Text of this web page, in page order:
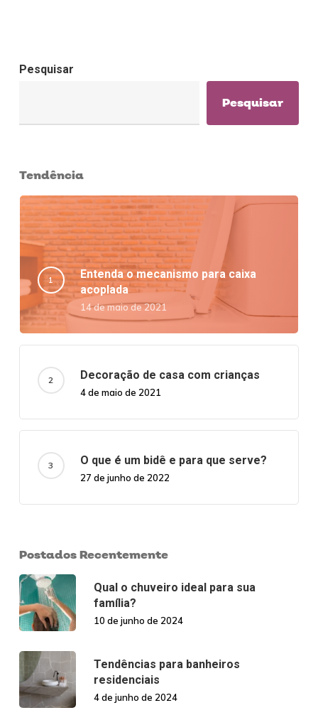
Pesquisar
Pesquisar
Tendência
Entenda o mecanismo para caixa
acoplada
14 de maio de 2021
Decoração de casa com crianças
4 de maio de 2021
O que é um bidê e para que serve?
27 de junho de 2022
Postados Recentemente
Qual o chuveiro ideal para sua
família?
10 de junho de 2024
Tendências para banheiros
residenciais
4 de junho de 2024